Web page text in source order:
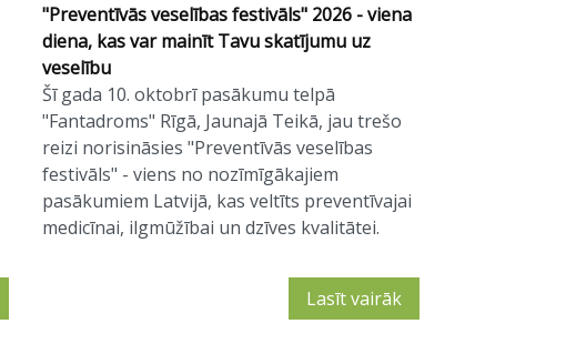
"Preventīvās veselības festivāls" 2026 - viena
diena, kas var mainīt Tavu skatījumu uz
veselību
Šī gada 10. oktobrī pasākumu telpā
"Fantadroms" Rīgā, Jaunajā Teikā, jau trešo
reizi norisināsies "Preventīvās veselības
festivāls" - viens no nozīmīgākajiem
pasākumiem Latvijā, kas veltīts preventīvajai
medicīnai, ilgmūžībai un dzīves kvalitātei.
Lasīt vairāk